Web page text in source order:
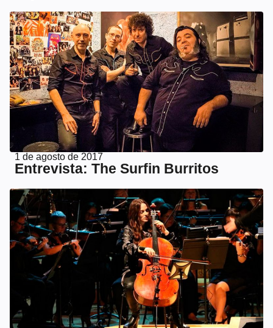
1 de agosto de 2017
Entrevista: The Surfin Burritos